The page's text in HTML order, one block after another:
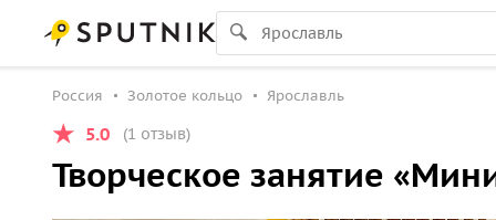
Россия Золотое кольцо Ярославль
5.0 (1 отзыв)
Творческое занятие